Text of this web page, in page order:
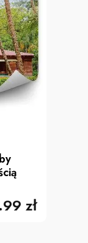
zł